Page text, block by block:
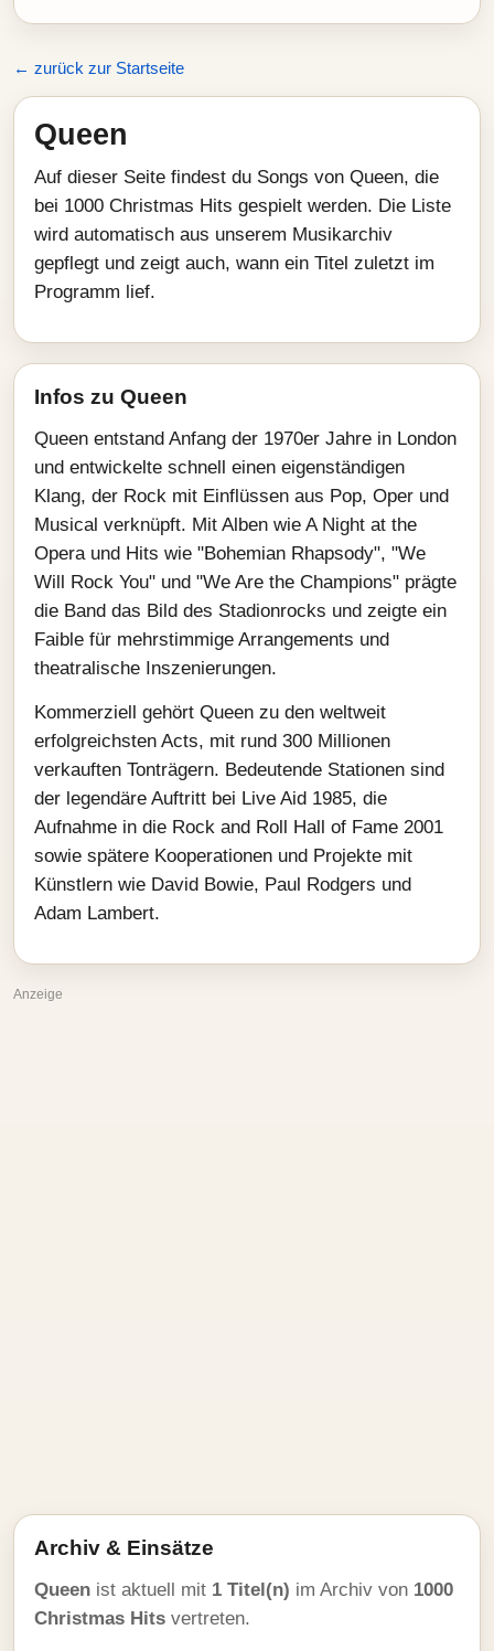
← zurück zur Startseite
Queen
Auf dieser Seite findest du Songs von Queen, die
bei 1000 Christmas Hits gespielt werden. Die Liste
wird automatisch aus unserem Musikarchiv
gepflegt und zeigt auch, wann ein Titel zuletzt im
Programm lief.
Infos zu Queen
Queen entstand Anfang der 1970er Jahre in London
und entwickelte schnell einen eigenständigen
Klang, der Rock mit Einflüssen aus Pop, Oper und
Musical verknüpft. Mit Alben wie A Night at the
Opera und Hits wie "Bohemian Rhapsody", "We
Will Rock You" und "We Are the Champions" prägte
die Band das Bild des Stadionrocks und zeigte ein
Faible für mehrstimmige Arrangements und
theatralische Inszenierungen.
Kommerziell gehört Queen zu den weltweit
erfolgreichsten Acts, mit rund 300 Millionen
verkauften Tonträgern. Bedeutende Stationen sind
der legendäre Auftritt bei Live Aid 1985, die
Aufnahme in die Rock and Roll Hall of Fame 2001
sowie spätere Kooperationen und Projekte mit
Künstlern wie David Bowie, Paul Rodgers und
Adam Lambert.
Anzeige
Archiv & Einsätze
Queen ist aktuell mit 1 Titel(n) im Archiv von 1000
Christmas Hits vertreten.